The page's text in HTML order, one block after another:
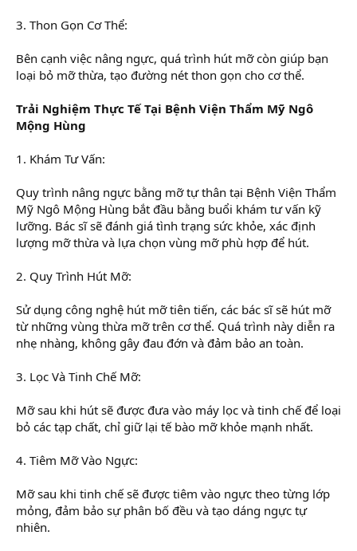
3. Thon Gọn Cơ Thể:
Bên cạnh việc nâng ngực, quá trình hút mỡ còn giúp bạn
loại bỏ mỡ thừa, tạo đường nét thon gọn cho cơ thể.
Trải Nghiệm Thực Tế Tại Bệnh Viện Thẩm Mỹ Ngô
Mộng Hùng
1. Khám Tư Vấn:
Quy trình nâng ngực bằng mỡ tự thân tại Bệnh Viện Thẩm
Mỹ Ngô Mộng Hùng bắt đầu bằng buổi khám tư vấn kỹ
lưỡng. Bác sĩ sẽ đánh giá tình trạng sức khỏe, xác định
lượng mỡ thừa và lựa chọn vùng mỡ phù hợp để hút.
2. Quy Trình Hút Mỡ:
Sử dụng công nghệ hút mỡ tiên tiến, các bác sĩ sẽ hút mỡ
từ những vùng thừa mỡ trên cơ thể. Quá trình này diễn ra
nhẹ nhàng, không gây đau đớn và đảm bảo an toàn.
3. Lọc Và Tinh Chế Mỡ:
Mỡ sau khi hút sẽ được đưa vào máy lọc và tinh chế để loại
bỏ các tạp chất, chỉ giữ lại tế bào mỡ khỏe mạnh nhất.
4. Tiêm Mỡ Vào Ngực:
Mỡ sau khi tinh chế sẽ được tiêm vào ngực theo từng lớp
mỏng, đảm bảo sự phân bố đều và tạo dáng ngực tự
nhiên.